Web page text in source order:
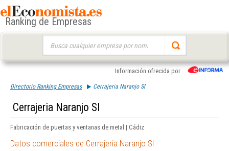
Ranking de Empresas
Información ofrecida por
Directorio Ranking Empresas Cerrajeria Naranjo Sl
Cerrajeria Naranjo Sl
Fabricación de puertas y ventanas de metal | Cádiz
Datos comerciales de Cerrajeria Naranjo Sl